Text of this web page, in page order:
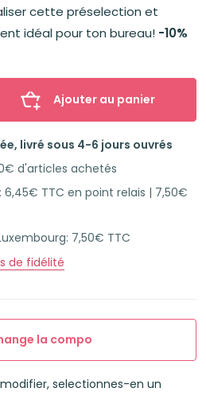
cette préselection et
idéal pour ton bureau! -10%
Ajouter au panier
livré sous 4-6 jours ouvrés
d'articles achetés
TTC en point relais | 7,50€
7,50€ TTC
de fidélité
la compo
selectionnes-en un